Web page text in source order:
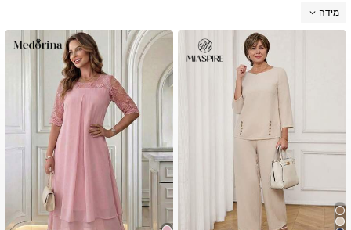
musera
motf
מידה